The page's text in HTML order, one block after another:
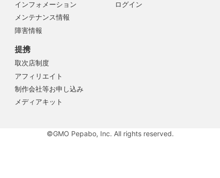
インフォメーション
メンテナンス情報
障害情報
提携
取次店制度
アフィリエイト
制作会社等お申し込み
メディアキット
ログイン
©GMO Pepabo, Inc. All rights reserved.